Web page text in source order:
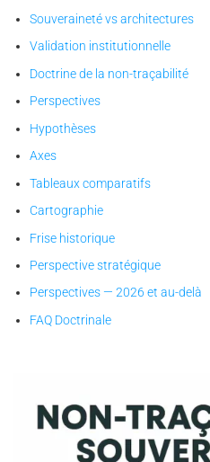
Souveraineté vs architectures
Validation institutionnelle
Doctrine de la non-traçabilité
Perspectives
Hypothèses
Axes
Tableaux comparatifs
Cartographie
Frise historique
Perspective stratégique
Perspectives — 2026 et au-delà
FAQ Doctrinale